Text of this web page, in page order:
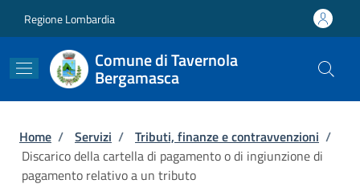
Regione Lombardia
Comune di Tavernola
Bergamasca
Briciole di pane
Home / Servizi / Tributi, finanze e contravvenzioni /
Discarico della cartella di pagamento o di ingiunzione di
pagamento relativo a un tributo